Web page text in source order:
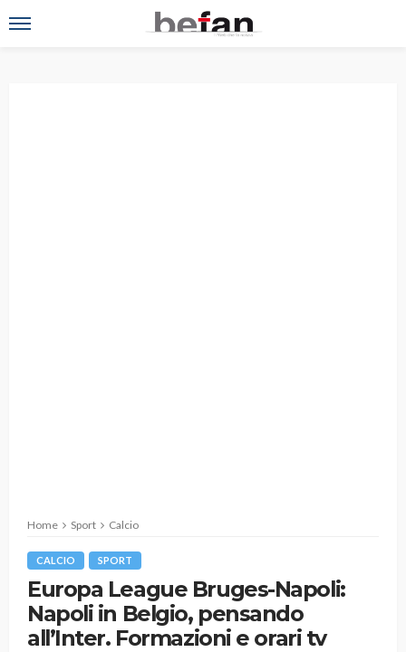
Home Sport Calcio
CALCIO SPORT
Europa League Bruges-Napoli:
Napoli in Belgio, pensando
all’Inter. Formazioni e orari tv